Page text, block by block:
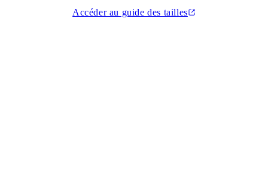
Accéder au guide des tailles
(Ouvrir dans un nouvel onglet)